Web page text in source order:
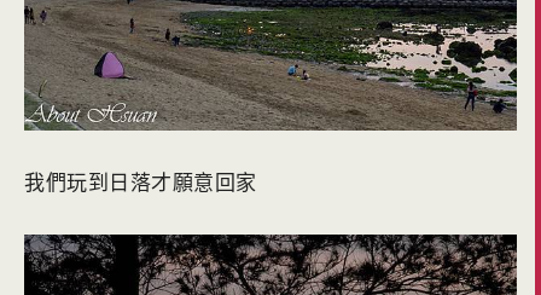
我們玩到日落才願意回家